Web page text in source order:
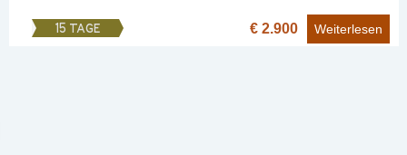
15 TAGE € 2.900 Weiterlesen